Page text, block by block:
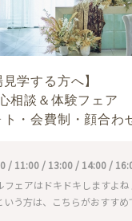
学する方へ】
相談＆体験フェア
ト・会費制・顔合わ
/ 11:00 / 13:00 / 14:00 /
フェアはドキドキしますよ
う方は、こちらがおすすめ